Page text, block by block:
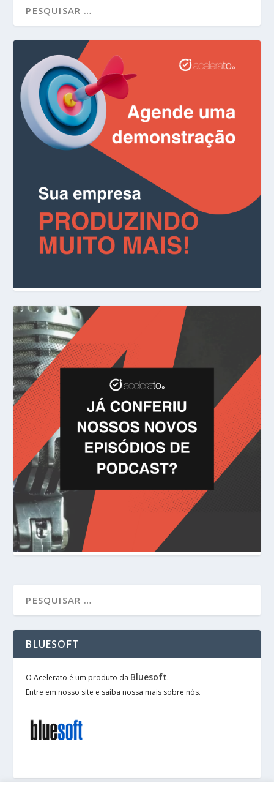
BLUESOFT
O Acelerato é um produto da Bluesoft.
Entre em nosso site e saiba nossa mais sobre nós.